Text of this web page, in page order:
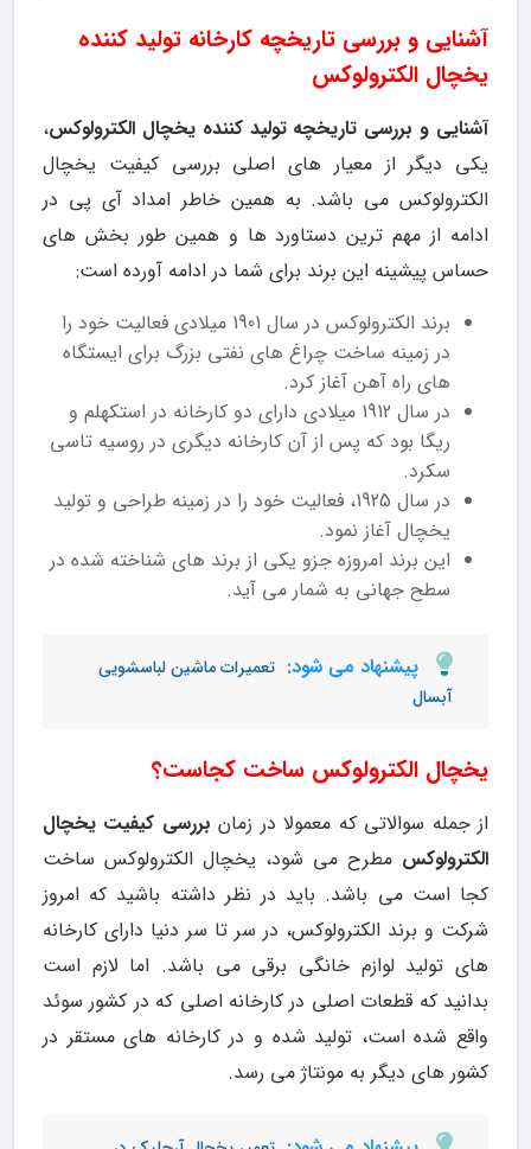
آشنایی و بررسی تاریخچه کارخانه تولید کننده
یخچال الکترولوکس
آشنایی و بررسی تاریخچه تولید کننده یخچال الکترولوکس،
یکی دیگر از معیار های اصلی بررسی کیفیت یخچال
الکترولوکس می باشد. به همین خاطر امداد آی پی در
ادامه از مهم ترین دستاورد ها و همین طور بخش های
حساس پیشینه این برند برای شما در ادامه آورده است:
برند الکترولوکس در سال 1901 میلادی فعالیت خود را
در زمینه ساخت چراغ های نفتی بزرگ برای ایستگاه
های راه آهن آغاز کرد.
در سال 1912 میلادی دارای دو کارخانه در استکهلم و
ریگا بود که پس از آن کارخانه دیگری در روسیه تاسی
سکرد.
در سال 1925، فعالیت خود را در زمینه طراحی و تولید
یخچال آغاز نمود.
این برند امروزه جزو یکی از برند های شناخته شده در
سطح جهانی به شمار می آید.
پیشنهاد می شود: تعمیرات ماشین لباسشویی
آبسال
یخچال الکترولوکس ساخت کجاست؟
از جمله سوالاتی که معمولا در زمان بررسی کیفیت یخچال
الکترولوکس مطرح می شود، یخچال الکترولوکس ساخت
کجا است می باشد. باید در نظر داشته باشید که امروز
شرکت و برند الکترولوکس، در سر تا سر دنیا دارای کارخانه
های تولید لوازم خانگی برقی می باشد. اما لازم است
بدانید که قطعات اصلی در کارخانه اصلی که در کشور سوئد
واقع شده است، تولید شده و در کارخانه های مستقر در
کشور های دیگر به مونتاژ می رسد.